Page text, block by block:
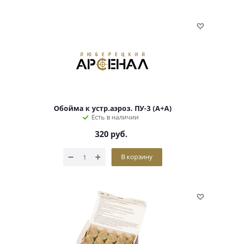
Обойма к устр.аэроз. ПУ-3 (А+А)
Есть в наличии
320руб.
В корзину